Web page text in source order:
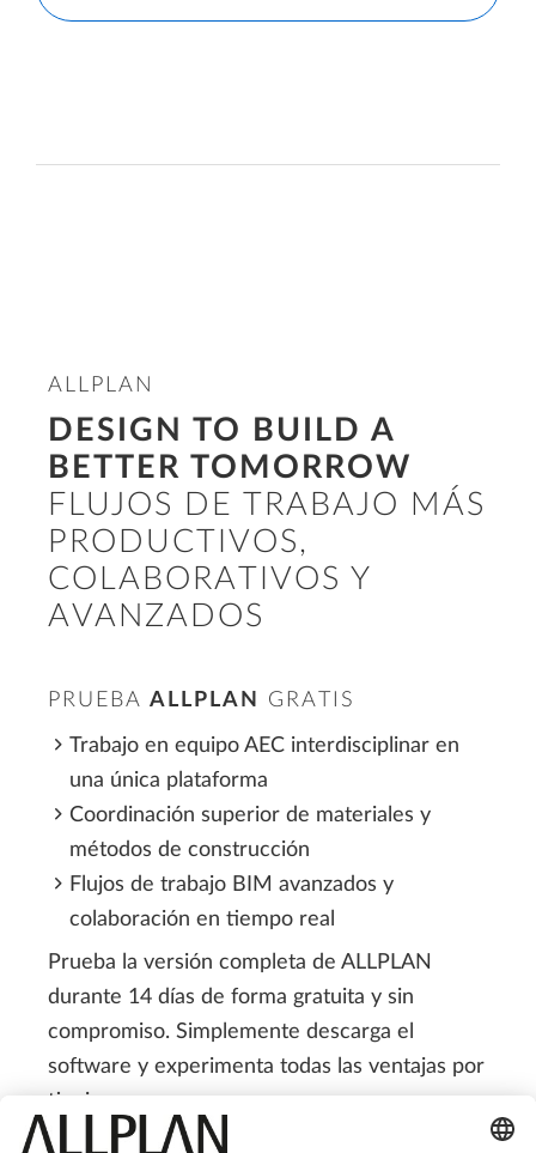
ALLPLAN
DESIGN TO BUILD A
BETTER TOMORROW
FLUJOS DE TRABAJO MÁS
PRODUCTIVOS,
COLABORATIVOS Y
AVANZADOS
PRUEBA ALLPLAN GRATIS
Trabajo en equipo AEC interdisciplinar en
una única plataforma
Coordinación superior de materiales y
métodos de construcción
Flujos de trabajo BIM avanzados y
colaboración en tiempo real
Prueba la versión completa de ALLPLAN
durante 14 días de forma gratuita y sin
compromiso. Simplemente descarga el
software y experimenta todas las ventajas por
ti mismo.